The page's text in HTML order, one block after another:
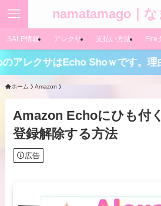
namatamago｜
SALE情報 アレクサ 支払い方法 Fire
クサはEcho Shoｗです。理由は
ホーム Amazon
Amazon Echoにひも付
登録解除する方法
広告